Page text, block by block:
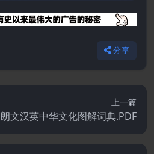
分享
上一篇
朗文汉英中华文化图解词典.PDF